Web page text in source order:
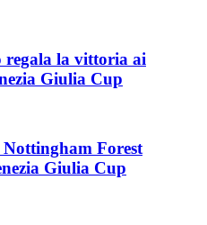
regala la vittoria ai
Giulia Cup
Forest
Giulia Cup